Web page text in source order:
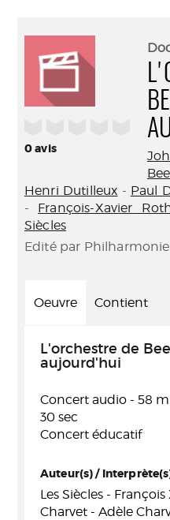
0avis
Henri Dutilleux - Paul
- François-Xavier
Siècles
Edité par Philharmonie
Oeuvre Contient
L'orchestre de
aujourd'hui
Concert audio - 58
30 sec
Concert éducatif
Auteur(s) /
Les Siècles -
Charvet - Adèle